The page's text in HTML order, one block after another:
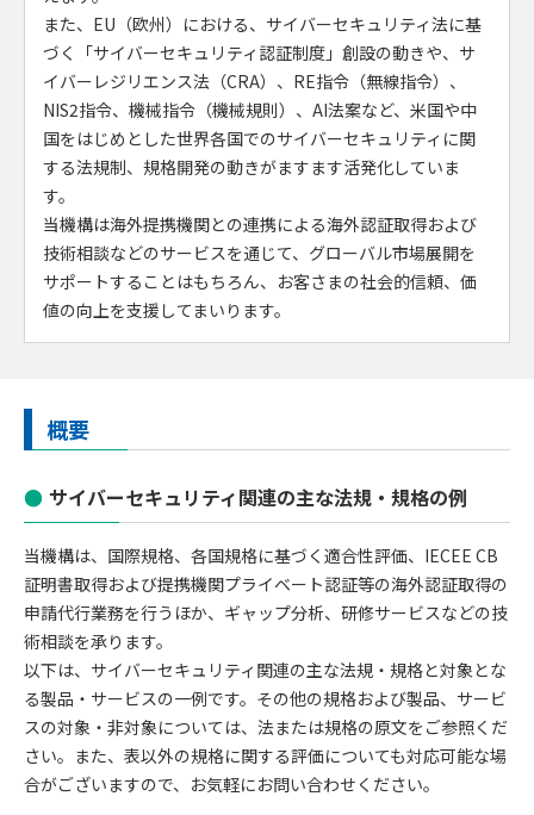
また、EU（欧州）における、サイバーセキュリティ法に基
づく「サイバーセキュリティ認証制度」創設の動きや、サ
イバーレジリエンス法（CRA）、RE指令（無線指令）、
NIS2指令、機械指令（機械規則）、AI法案など、米国や中
国をはじめとした世界各国でのサイバーセキュリティに関
する法規制、規格開発の動きがますます活発化していま
す。
当機構は海外提携機関との連携による海外認証取得および
技術相談などのサービスを通じて、グローバル市場展開を
サポートすることはもちろん、お客さまの社会的信頼、価
値の向上を支援してまいります。
概要
サイバーセキュリティ関連の主な法規・規格の例
当機構は、国際規格、各国規格に基づく適合性評価、IECEE CB
証明書取得および提携機関プライベート認証等の海外認証取得の
申請代行業務を行うほか、ギャップ分析、研修サービスなどの技
術相談を承ります。
以下は、サイバーセキュリティ関連の主な法規・規格と対象とな
る製品・サービスの一例です。その他の規格および製品、サービ
スの対象・非対象については、法または規格の原文をご参照くだ
さい。また、表以外の規格に関する評価についても対応可能な場
合がございますので、お気軽にお問い合わせください。